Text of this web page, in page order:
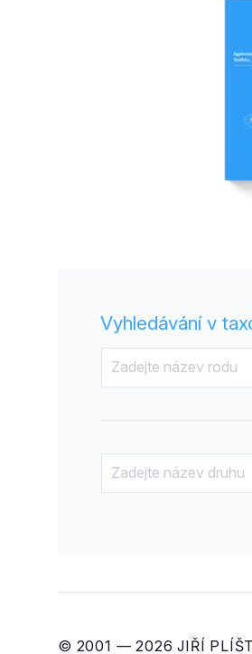
Vyhledávání v
© 2001 — 2026 JIŘÍ